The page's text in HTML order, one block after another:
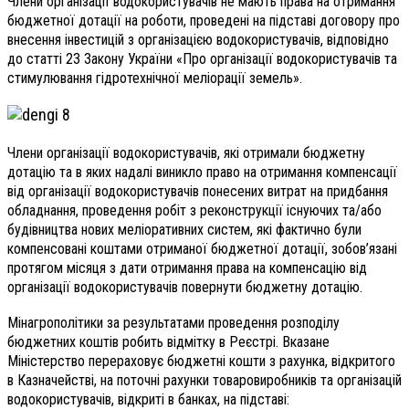
бюджетної дотації на роботи, проведені на підставі договору про
внесення інвестицій з організацією водокористувачів, відповідно
до статті 23 Закону України «Про організації водокористувачів та
стимулювання гідротехнічної меліорації земель».
Члени організації водокористувачів, які отримали бюджетну
дотацію та в яких надалі виникло право на отримання компенсації
від організації водокористувачів понесених витрат на придбання
обладнання, проведення робіт з реконструкції існуючих та/або
будівництва нових меліоративних систем, які фактично були
компенсовані коштами отриманої бюджетної дотації, зобов’язані
протягом місяця з дати отримання права на компенсацію від
організації водокористувачів повернути бюджетну дотацію.
Мінагрополітики за результатами проведення розподілу
бюджетних коштів робить відмітку в Реєстрі. Вказане
Міністерство перераховує бюджетні кошти з рахунка, відкритого
в Казначействі, на поточні рахунки товаровиробників та організацій
водокористувачів, відкриті в банках, на підставі: